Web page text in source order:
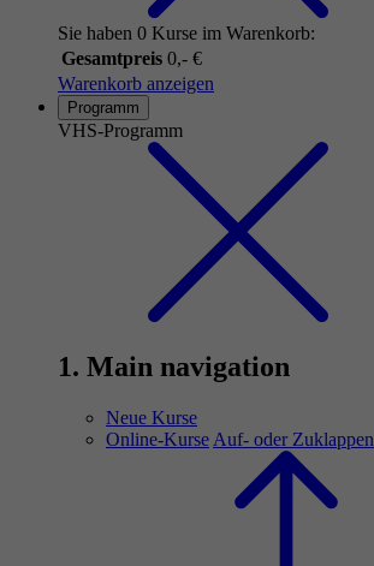
Sie haben 0 Kurse im Warenkorb:
Gesamtpreis 0,- €
Warenkorb anzeigen
Programm
VHS-Programm
1. Main navigation
Neue Kurse
Online-Kurse Auf- oder Zuklappen